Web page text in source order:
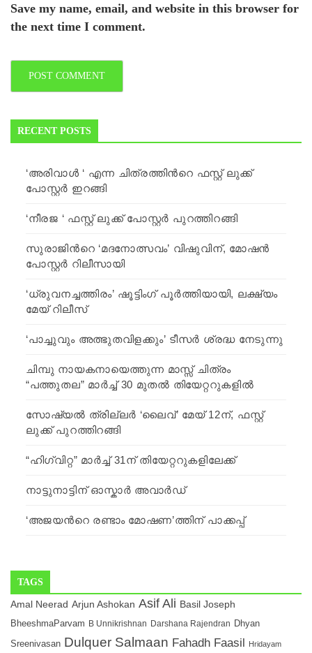
Save my name, email, and website in this browser for
the next time I comment.
RECENT POSTS
‘അരിവാൾ ‘ എന്ന ചിത്രത്തിന്‍‍റെ ഫസ്റ്റ് ലുക്ക്
പോസ്റ്റർ ഇറങ്ങി
‘നീരജ ‘ ഫസ്റ്റ് ലുക്ക്‌ പോസ്റ്റർ പുറത്തിറങ്ങി
സുരാജിന്‍റെ ‘മദനോത്സവം’ വിഷുവിന്, മോഷൻ
പോസ്റ്റർ റിലീസായി
‘ധ്രുവനച്ചത്തിരം’ ഷൂട്ടിംഗ് പൂര്‍ത്തിയായി, ലക്ഷ്യം
മേയ് റിലീസ്
‘പാച്ചുവും അത്ഭുതവിളക്കും’ ടീസര്‍ ശ്രദ്ധ നേടുന്നു
ചിമ്പു നായകനായെത്തുന്ന മാസ്സ് ചിത്രം
“പത്തുതല” മാർച്ച് 30 മുതൽ തിയേറ്ററുകളിൽ
സോഷ്യൽ ത്രില്ലര്‍ ‘ലൈവ്’ മേയ് 12ന്, ഫസ്റ്റ്
ലുക്ക് പുറത്തിറങ്ങി
“ഹിഗ്വിറ്റ” മാർച്ച് 31ന് തിയേറ്ററുകളിലേക്ക്
നാട്ടുനാട്ടിന് ഓസ്കാർ അവാർഡ്
‘അജയന്‍റെ രണ്ടാം മോഷണ’ത്തിന് പാക്കപ്പ്
TAGS
Amal Neerad Arjun Ashokan Asif Ali Basil Joseph
BheeshmaParvam B Unnikrishnan Darshana Rajendran
Dhyan
Sreenivasan Dulquer Salmaan Fahadh Faasil Hridayam